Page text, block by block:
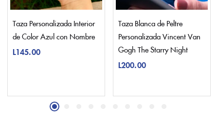
Taza Personalizada Interior
de Color Azul con Nombre
L145.00
Taza Blanca de Peltre
Personalizada Vincent Van
Gogh The Starry Night
L200.00